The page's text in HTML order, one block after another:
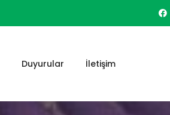
Duyurular İletişim